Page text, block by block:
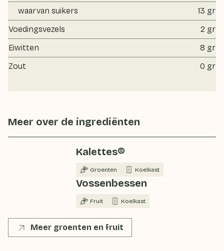
waarvan suikers
13 gr
Voedingsvezels
2 gr
Eiwitten
8 gr
Zout
0 gr
Meer over de ingrediënten
Kalettes®
Groenten Koelkast
Vossenbessen
Fruit Koelkast
Meer groenten en fruit